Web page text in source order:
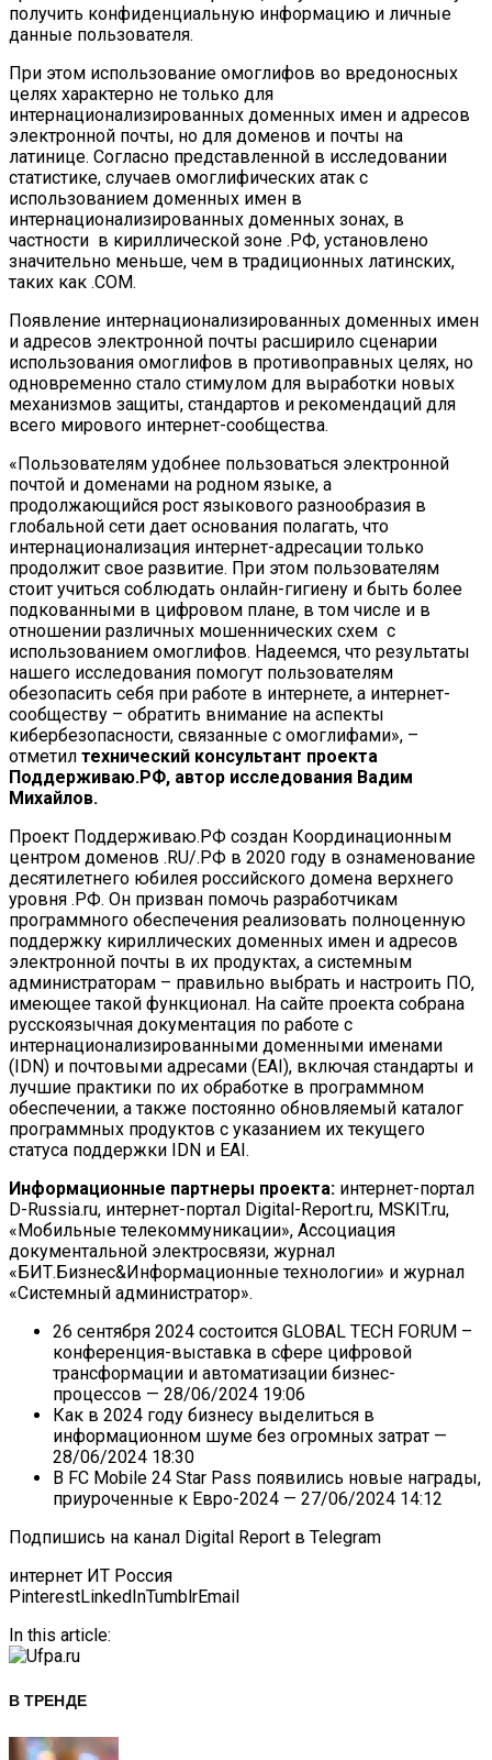
получить конфиденциальную информацию и личные
данные пользователя.
При этом использование омоглифов во вредоносных
целях характерно не только для
интернационализированных доменных имен и адресов
электронной почты, но для доменов и почты на
латинице. Согласно представленной в исследовании
статистике, случаев омоглифических атак с
использованием доменных имен в
интернационализированных доменных зонах, в
частности в кириллической зоне .РФ, установлено
значительно меньше, чем в традиционных латинских,
таких как .COM.
Появление интернационализированных доменных имен
и адресов электронной почты расширило сценарии
использования омоглифов в противоправных целях, но
одновременно стало стимулом для выработки новых
механизмов защиты, стандартов и рекомендаций для
всего мирового интернет-сообщества.
«Пользователям удобнее пользоваться электронной
почтой и доменами на родном языке, а
продолжающийся рост языкового разнообразия в
глобальной сети дает основания полагать, что
интернационализация интернет-адресации только
продолжит свое развитие. При этом пользователям
стоит учиться соблюдать онлайн-гигиену и быть более
подкованными в цифровом плане, в том числе и в
отношении различных мошеннических схем с
использованием омоглифов. Надеемся, что результаты
нашего исследования помогут пользователям
обезопасить себя при работе в интернете, а интернет-
сообществу – обратить внимание на аспекты
кибербезопасности, связанные с омоглифами», –
отметил технический консультант проекта
Поддерживаю.РФ, автор исследования Вадим
Михайлов.
Проект Поддерживаю.РФ создан Координационным
центром доменов .RU/.РФ в 2020 году в ознаменование
десятилетнего юбилея российского домена верхнего
уровня .РФ. Он призван помочь разработчикам
программного обеспечения реализовать полноценную
поддержку кириллических доменных имен и адресов
электронной почты в их продуктах, а системным
администраторам – правильно выбрать и настроить ПО,
имеющее такой функционал. На сайте проекта собрана
русскоязычная документация по работе с
интернационализированными доменными именами
(IDN) и почтовыми адресами (EAI), включая стандарты и
лучшие практики по их обработке в программном
обеспечении, а также постоянно обновляемый каталог
программных продуктов с указанием их текущего
статуса поддержки IDN и EAI.
Информационные партнеры проекта: интернет-портал
D-Russia.ru, интернет-портал Digital-Report.ru, MSKIT.ru,
«Мобильные телекоммуникации», Ассоциация
документальной электросвязи, журнал
«БИТ.Бизнес&Информационные технологии» и журнал
«Системный администратор».
26 сентября 2024 состоится GLOBAL TECH FORUM –
конференция-выставка в сфере цифровой
трансформации и автоматизации бизнес-
процессов — 28/06/2024 19:06
Как в 2024 году бизнесу выделиться в
информационном шуме без огромных затрат —
28/06/2024 18:30
В FC Mobile 24 Star Pass появились новые награды,
приуроченные к Евро-2024 — 27/06/2024 14:12
Подпишись на канал Digital Report в Telegram
интернет ИТ Россия
PinterestLinkedInTumblrEmail
In this article:
В ТРЕНДЕ